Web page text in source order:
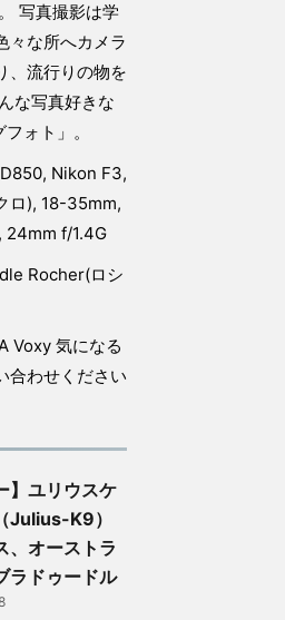
写真撮影は学
々な所へカメラ
、流行りの物を
な写真好きな
ォト」。
Nikon F3,
ロ), 18-35mm,
24mm f/1.4G
Rocher(ロシ
Voxy 気になる
合わせください
】ユリウスケ
Julius-K9）
、オーストラ
ラドゥードル